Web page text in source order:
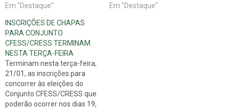
Em "Destaque"
Em "Destaque"
INSCRIÇÕES DE CHAPAS
PARA CONJUNTO
CFESS/CRESS TERMINAM
NESTA TERÇA-FEIRA
Terminam nesta terça-feira,
21/01, as inscrições para
concorrer às eleições do
Conjunto CFESS/CRESS que
poderão ocorrer nos dias 19,